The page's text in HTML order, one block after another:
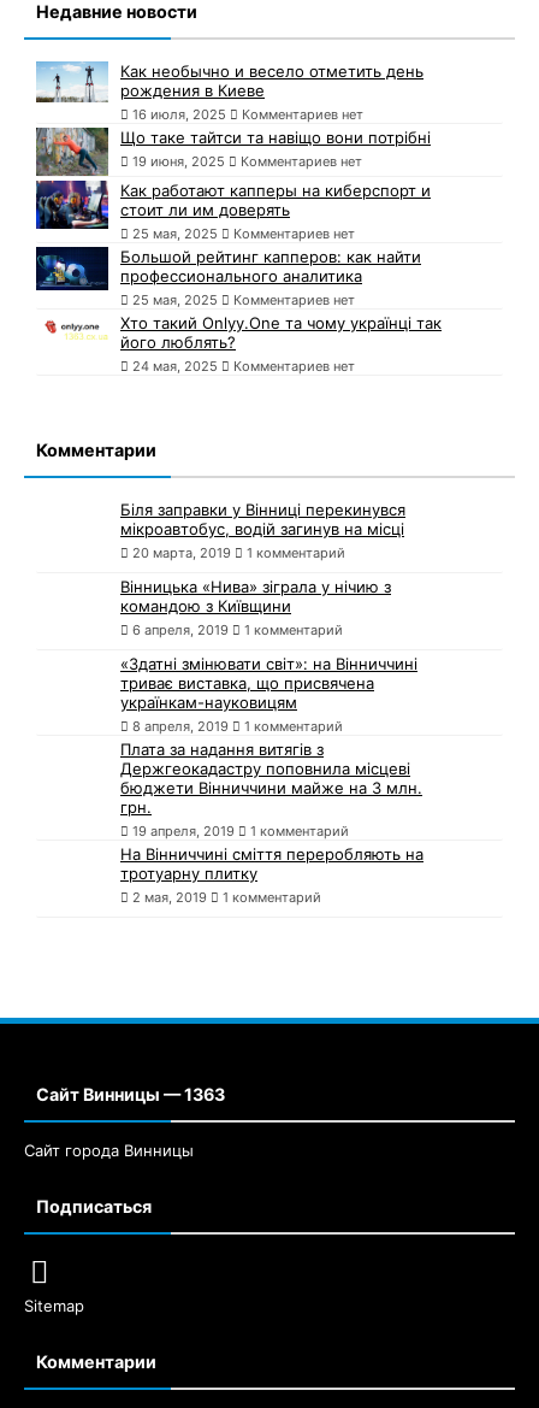
Недавние новости
Как необычно и весело отметить день
рождения в Киеве
16 июля, 2025 Комментариев нет
Що таке тайтси та навіщо вони потрібні
19 июня, 2025 Комментариев нет
Как работают капперы на киберспорт и
стоит ли им доверять
25 мая, 2025 Комментариев нет
Большой рейтинг капперов: как найти
профессионального аналитика
25 мая, 2025 Комментариев нет
Хто такий Onlyy.One та чому українці так
його люблять?
24 мая, 2025 Комментариев нет
Комментарии
Біля заправки у Вінниці перекинувся
мікроавтобус, водій загинув на місці
20 марта, 2019 1 комментарий
Вінницька «Нива» зіграла у нічию з
командою з Київщини
6 апреля, 2019 1 комментарий
«Здатні змінювати світ»: на Вінниччині
триває виставка, що присвячена
українкам-науковицям
8 апреля, 2019 1 комментарий
Плата за надання витягів з
Держгеокадастру поповнила місцеві
бюджети Вінниччини майже на 3 млн.
грн.
19 апреля, 2019 1 комментарий
На Вінниччині сміття переробляють на
тротуарну плитку
2 мая, 2019 1 комментарий
Сайт Винницы — 1363
Сайт города Винницы
Подписаться
Sitemap
Комментарии